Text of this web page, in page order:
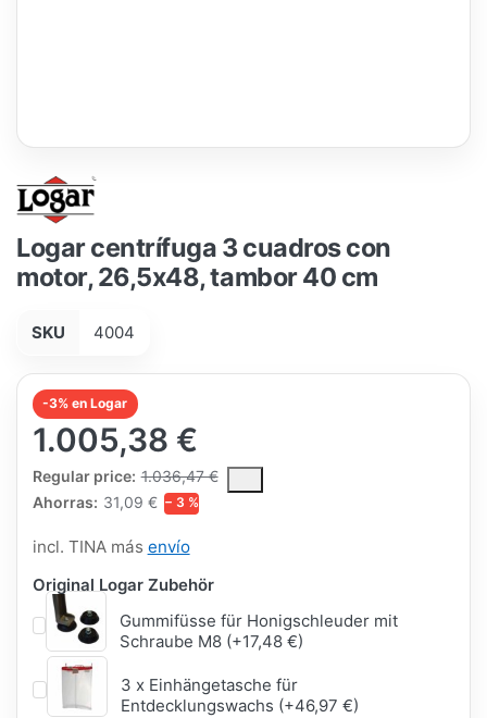
Logar centrífuga 3 cuadros con
motor, 26,5x48, tambor 40 cm
SKU 4004
-3% en Logar
1.005,38 €
Regular price: 1.036,47 €
The Regular Price is the median selling price paid by
Ahorras: 31,09 € − 3 %
incl. TINA más envío
Original Logar Zubehör
Gummifüsse für Honigschleuder mit
Schraube M8 (+17,48 €)
3 x Einhängetasche für
Entdecklungswachs (+46,97 €)